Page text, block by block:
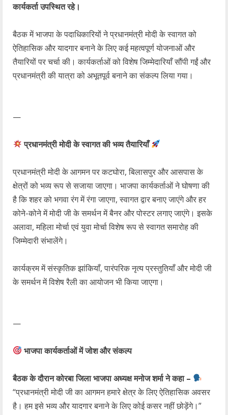
कार्यकर्ता उपस्थित रहे।
बैठक में भाजपा के पदाधिकारियों ने प्रधानमंत्री मोदी के स्वागत को
ऐतिहासिक और यादगार बनाने के लिए कई महत्वपूर्ण योजनाओं और
तैयारियों पर चर्चा की। कार्यकर्ताओं को विशेष जिम्मेदारियाँ सौंपी गईं और
प्रधानमंत्री की यात्रा को अभूतपूर्व बनाने का संकल्प लिया गया।
—
प्रधानमंत्री मोदी के स्वागत की भव्य तैयारियाँ
प्रधानमंत्री मोदी के आगमन पर कटघोरा, बिलासपुर और आसपास के
क्षेत्रों को भव्य रूप से सजाया जाएगा। भाजपा कार्यकर्ताओं ने घोषणा की
है कि शहर को भगवा रंग में रंगा जाएगा, स्वागत द्वार बनाए जाएंगे और हर
कोने-कोने में मोदी जी के समर्थन में बैनर और पोस्टर लगाए जाएंगे। इसके
अलावा, महिला मोर्चा एवं युवा मोर्चा विशेष रूप से स्वागत समारोह की
जिम्मेदारी संभालेंगे।
कार्यक्रम में संस्कृतिक झांकियाँ, पारंपरिक नृत्य प्रस्तुतियाँ और मोदी जी
के समर्थन में विशेष रैली का आयोजन भी किया जाएगा।
—
भाजपा कार्यकर्ताओं में जोश और संकल्प
बैठक के दौरान कोरबा जिला भाजपा अध्यक्ष मनोज शर्मा ने कहा –
“प्रधानमंत्री मोदी जी का आगमन हमारे क्षेत्र के लिए ऐतिहासिक अवसर
है। हम इसे भव्य और यादगार बनाने के लिए कोई कसर नहीं छोड़ेंगे।”